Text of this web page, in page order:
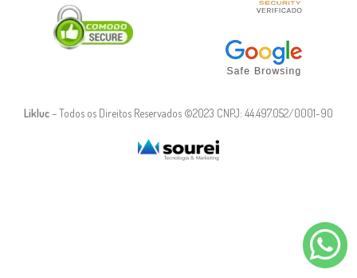
Likluc– Todos os Direitos Reservados ©2023 CNPJ: 44.497.052/0001-90